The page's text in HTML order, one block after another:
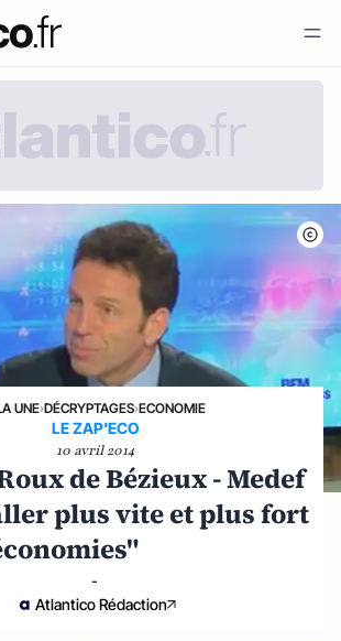
UNE›DÉCRYPTAGES›ECONOMIE
LE ZAP'ECO
10 avril 2014
de Bézieux - Medef
plus vite et plus fort
-
Atlantico Rédaction